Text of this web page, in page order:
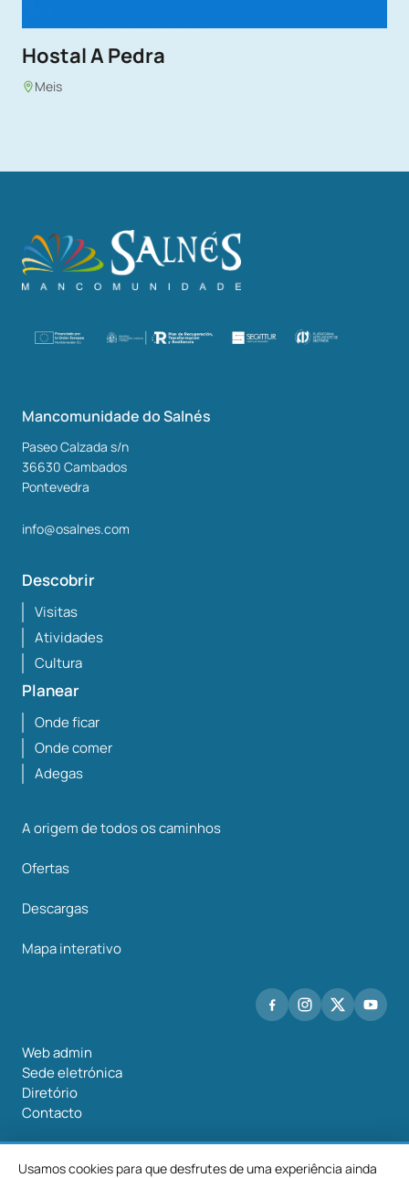
Hostal A Pedra
Meis
Mancomunidade do Salnés
Paseo Calzada s/n
36630 Cambados
Pontevedra
info@osalnes.com
Descobrir
Visitas
Atividades
Cultura
Planear
Onde ficar
Onde comer
Adegas
A origem de todos os caminhos
Ofertas
Descargas
Mapa interativo
Web admin
Sede eletrónica
Diretório
Contacto
Usamos cookies para que desfrutes de uma experiência ainda